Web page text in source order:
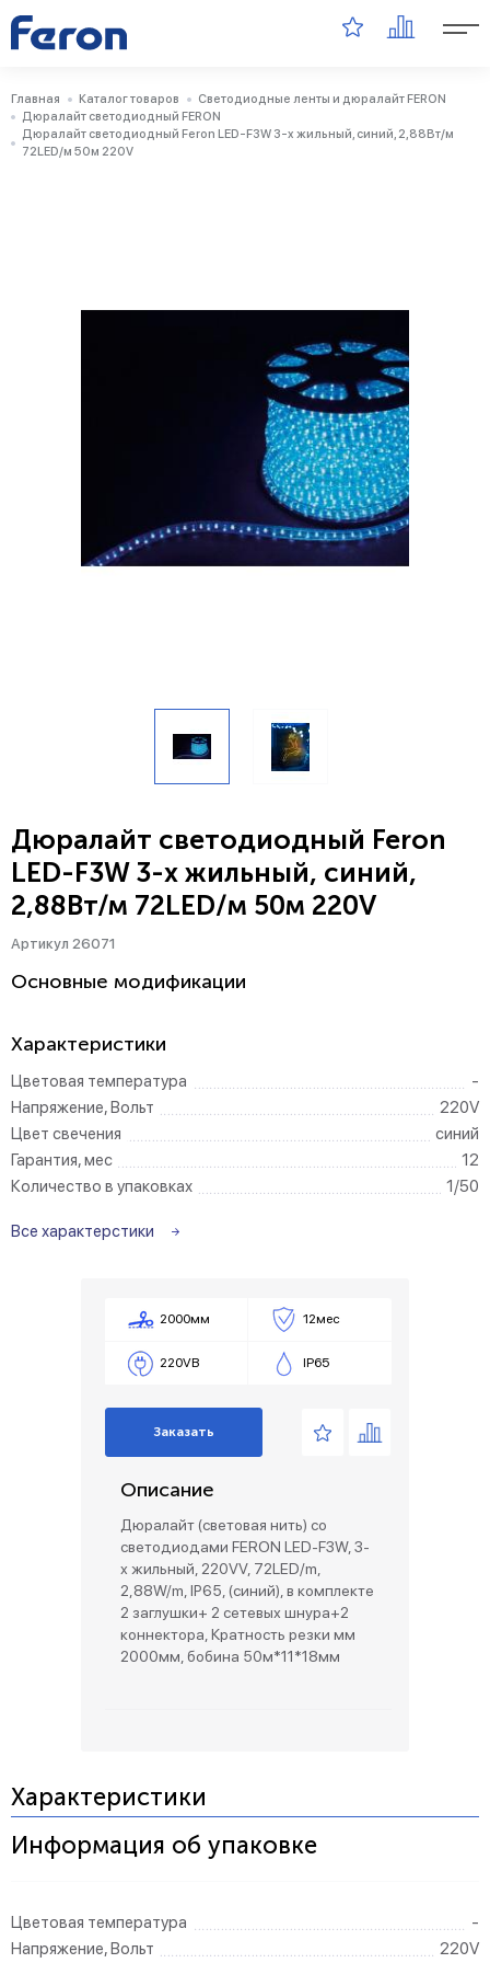
Главная Каталог товаров
Светодиодные ленты и дюралайт FERON
Дюралайт светодиодный FERON
Дюралайт светодиодный Feron LED-F3W 3-х жильный, синий, 2,88Вт/м
72LED/м 50м 220V
Дюралайт светодиодный Feron
LED-F3W 3-х жильный, синий,
2,88Вт/м 72LED/м 50м 220V
Артикул 26071
Основные модификации
Характеристики
Цветовая температура
-
Напряжение, Вольт
220V
Цвет свечения
синий
Гарантия, мес
12
Количество в упаковках
1/50
Все характерстики
2000мм 12мес
220VВ IP65
Заказать
Описание
Дюралайт (световая нить) со
светодиодами FERON LED-F3W, 3-
х жильный, 220VV, 72LED/m,
2,88W/m, IP65, (синий), в комплекте
2 заглушки+ 2 сетевых шнура+2
коннектора, Кратность резки мм
2000мм, бобина 50м*11*18мм
Характеристики
Информация об упаковке
Цветовая температура
-
Напряжение, Вольт
220V